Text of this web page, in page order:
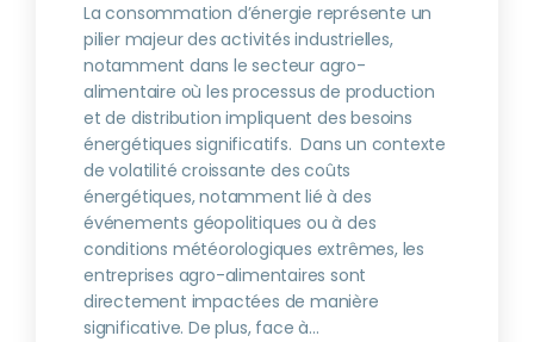
La consommation d’énergie représente un
pilier majeur des activités industrielles,
notamment dans le secteur agro-
alimentaire où les processus de production
et de distribution impliquent des besoins
énergétiques significatifs. Dans un contexte
de volatilité croissante des coûts
énergétiques, notamment lié à des
événements géopolitiques ou à des
conditions météorologiques extrêmes, les
entreprises agro-alimentaires sont
directement impactées de manière
significative. De plus, face à...